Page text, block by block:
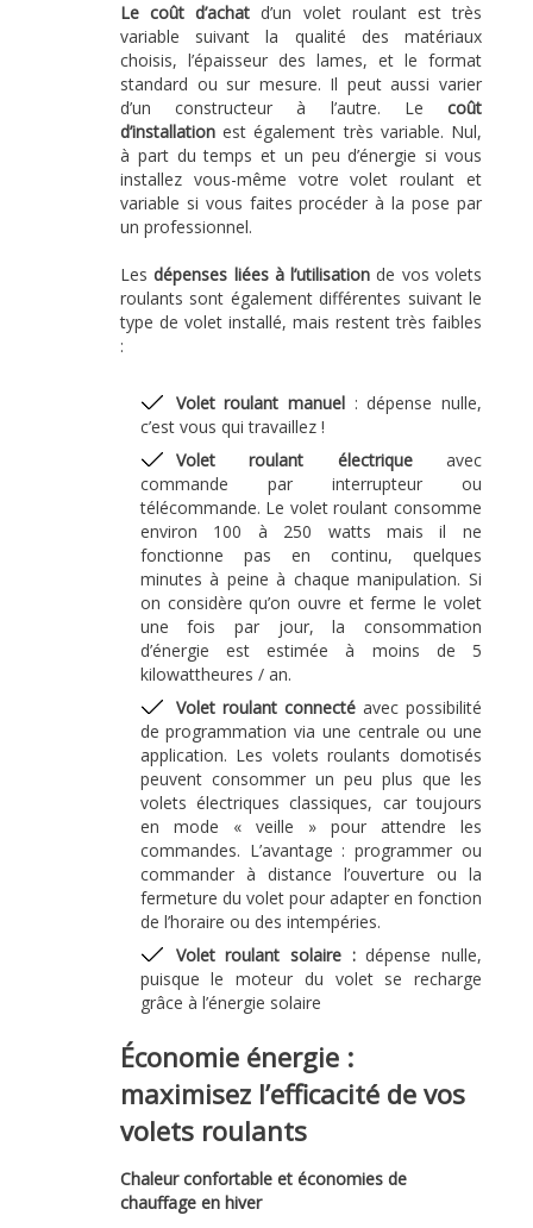
Le coût d’achat d’un volet roulant est très
variable suivant la qualité des matériaux
choisis, l’épaisseur des lames, et le format
standard ou sur mesure. Il peut aussi varier
d’un constructeur à l’autre. Le coût
d’installation est également très variable. Nul,
à part du temps et un peu d’énergie si vous
installez vous-même votre volet roulant et
variable si vous faites procéder à la pose par
un professionnel.
Les dépenses liées à l’utilisation de vos volets
roulants sont également différentes suivant le
type de volet installé, mais restent très faibles
:
Volet roulant manuel : dépense nulle,
c’est vous qui travaillez !
Volet roulant électrique avec
commande par interrupteur ou
télécommande. Le volet roulant consomme
environ 100 à 250 watts mais il ne
fonctionne pas en continu, quelques
minutes à peine à chaque manipulation. Si
on considère qu’on ouvre et ferme le volet
une fois par jour, la consommation
d’énergie est estimée à moins de 5
kilowattheures / an.
Volet roulant connectéavec possibilité
de programmation via une centrale ou une
application. Les volets roulants domotisés
peuvent consommer un peu plus que les
volets électriques classiques, car toujours
en mode « veille » pour attendre les
commandes. L’avantage : programmer ou
commander à distance l’ouverture ou la
fermeture du volet pour adapter en fonction
de l’horaire ou des intempéries.
Volet roulant solaire :dépense nulle,
puisque le moteur du volet se recharge
grâce à l’énergie solaire
Économie énergie :
maximisez l’efficacité de vos
volets roulants
Chaleur confortable et économies de
chauffage en hiver